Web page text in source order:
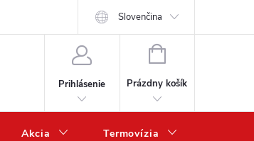
Slovenčina
Prihlásenie
NÁKUPNÝ
Prázdny košík
Akcia Termovízia